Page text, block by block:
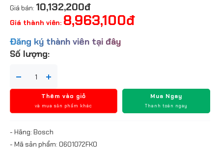
Giá bán: 10,132,200đ
Giá thành viên: 8,963,100đ
Đăng ký thành viên tại đây
Số lượng:
Thêm vào giỏ
và mua sản phẩm khác
Mua Ngay
Thanh toán ngay
- Hãng: Bosch
- Mã sản phẩm: 0601072FK0